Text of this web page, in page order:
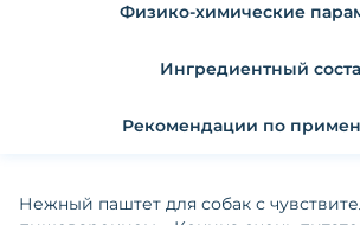
Физико-
Ингредиентный
Рекомендации
Нежный паштет для собак с